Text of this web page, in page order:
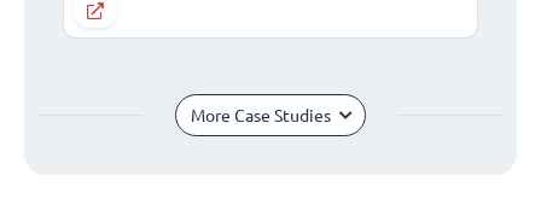
More Case Studies